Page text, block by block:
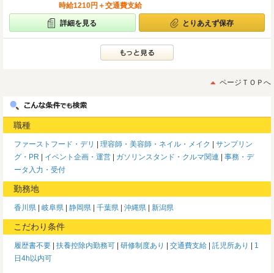
時給1210円＋交通費支給
詳細を見る とりあえず保存
ページＴＯＰへ
職種
ファーストフード・デリ 理容師・美容師・ネイル・メイク
サンプリン
グ・PR
イベント企画・運営 ガソリンスタンド・クルマ関連
事務・デ
ータ入力・受付
勤務地
香川県 岐阜県 静岡県 千葉県 沖縄県 新潟県
こだわり条件
履歴書不要 扶養控除内勤務可 研修制度あり 交通費支給 託児所あり
1
日4h以内可